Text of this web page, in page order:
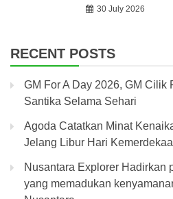
30 July 2026
RECENT POSTS
GM For A Day 2026, GM Cilik
Santika Selama Sehari
Agoda Catatkan Minat
Jelang Libur Hari
Nusantara Explorer Hadirkan
yang memadukan